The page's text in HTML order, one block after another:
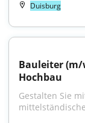
Duisburg
Bauleiter
Hochbau
Gestalten Sie